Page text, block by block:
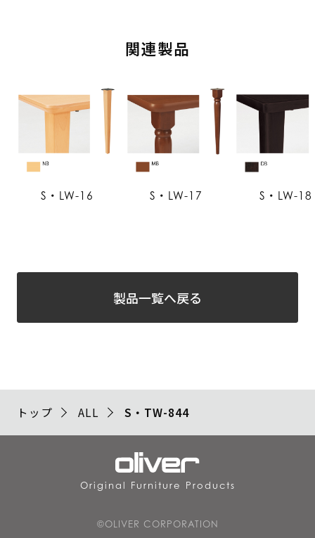
関連製品
S・LW-16 S・LW-17 S・LW-18
製品一覧へ戻る
トップ ALL S・TW-844
Original Furniture Products
©OLIVER CORPORATION